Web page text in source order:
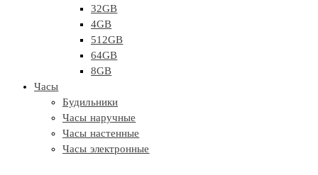
32GB
4GB
512GB
64GB
8GB
Часы
Будильники
Часы наручные
Часы настенные
Часы электронные